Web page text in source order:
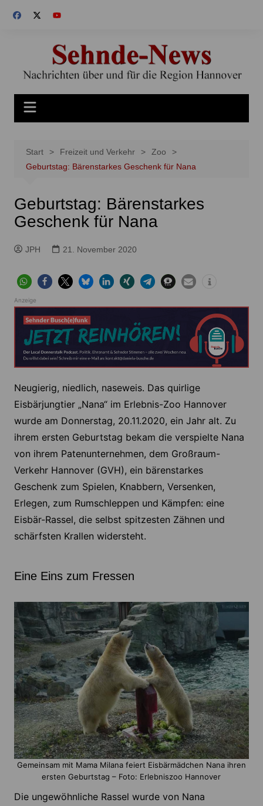
Inhalt
Start Freizeit und Verkehr
Zoo
Geburtstag: Bärenstarkes Geschenk für Nana
Geburtstag: Bärenstarkes
Geschenk für Nana
JPH 21. November 2020
Anzeige
Neugierig, niedlich, naseweis. Das quirlige
Eisbärjungtier „Nana“ im Erlebnis-Zoo Hannover
wurde am Donnerstag, 20.11.2020, ein Jahr alt. Zu
ihrem ersten Geburtstag bekam die verspielte Nana
von ihrem Patenunternehmen, dem Großraum-
Verkehr Hannover (GVH), ein bärenstarkes
Geschenk zum Spielen, Knabbern, Versenken,
Erlegen, zum Rumschleppen und Kämpfen: eine
Eisbär-Rassel, die selbst spitzesten Zähnen und
schärfsten Krallen widersteht.
Eine Eins zum Fressen
Gemeinsam mit Mama Milana feiert Eisbärmädchen Nana ihren
ersten Geburtstag – Foto: Erlebniszoo Hannover
Die ungewöhnliche Rassel wurde von Nana